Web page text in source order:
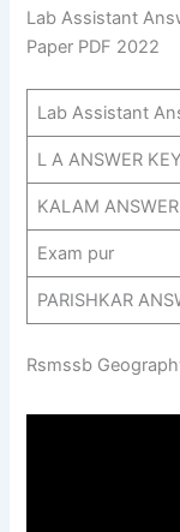
Lab Assistant
Paper PDF 2022
Lab Assistant
L A ANSWER KEY
KALAM
Exam pur
PARISHKAR
Rsmssb